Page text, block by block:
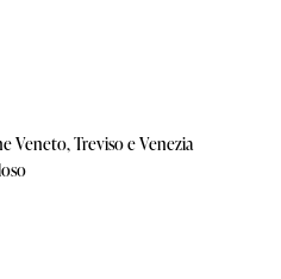
Veneto, Treviso e Venezia